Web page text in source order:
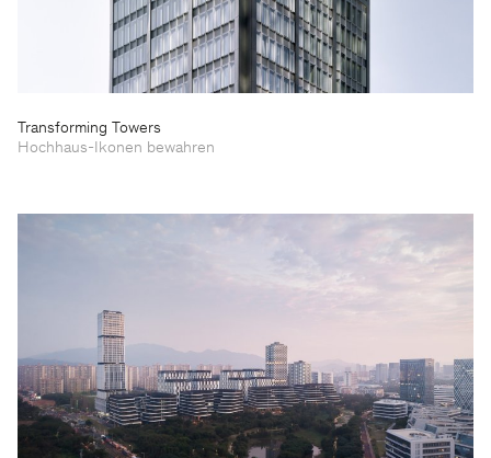
Transforming Towers
Hochhaus-Ikonen bewahren